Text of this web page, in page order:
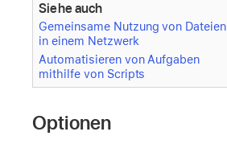
Siehe auch
Gemeinsame Nutzung von Dateien
in einem Netzwerk
Automatisieren von Aufgaben
mithilfe von Scripts
Optionen